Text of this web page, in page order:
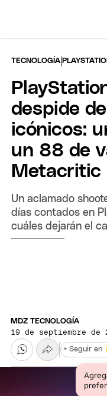
TECNOLOGÍA |
despide
icónicos:
un 88 de
Metacritic
Un aclamado
días contados en
cuáles dejarán el
MDZ TECNOLOGÍA
19 de septiembre de
+ Seguir en